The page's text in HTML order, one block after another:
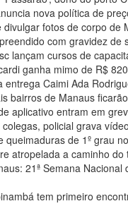
nova política de
divulgar fotos de corpo
com gravidez de
lançam cursos de
ganha mimo de R$
entrega Caimi Ada
bairros de Manaus
aplicativo entram em
policial grava
queimaduras de 1º grau
atropelada a caminho
21ª Semana
tem primeiro